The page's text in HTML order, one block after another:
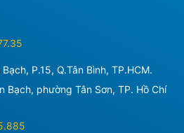
P.15, Q.Tân Bình, TP.HCM.
Bạch, phường Tân Sơn, TP. Hồ Chí